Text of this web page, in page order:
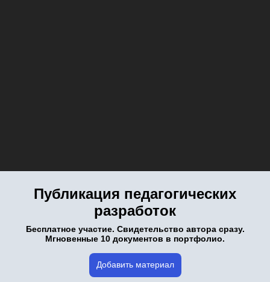
Публикация педагогических
разработок
Бесплатное участие. Свидетельство автора сразу.
Мгновенные 10 документов в портфолио.
Добавить материал